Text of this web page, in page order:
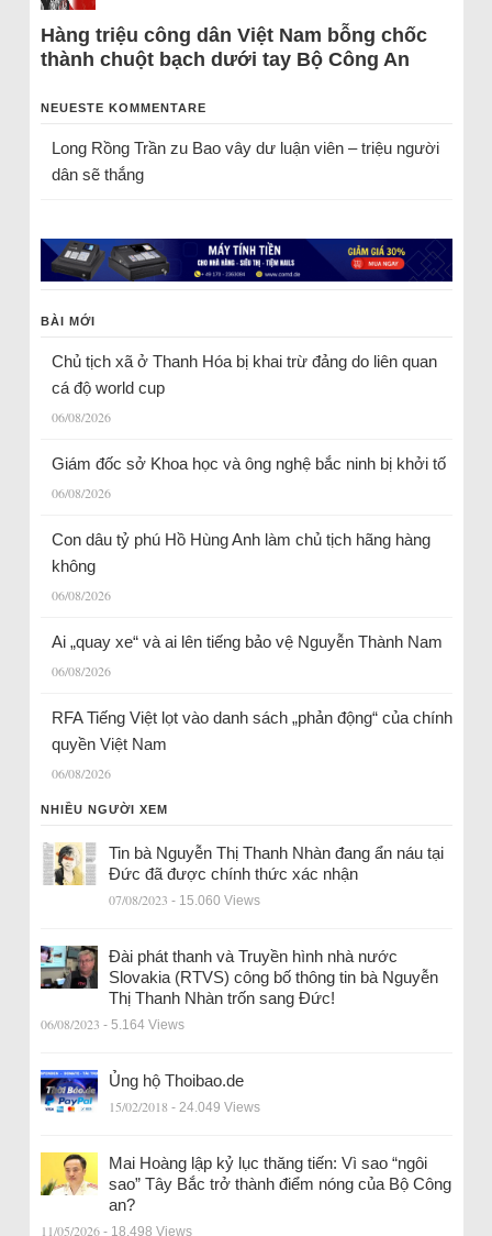
Hàng triệu công dân Việt Nam bỗng chốc
thành chuột bạch dưới tay Bộ Công An
NEUESTE KOMMENTARE
Long Rồng Trầnzu Bao vây dư luận viên – triệu người
dân sẽ thắng
BÀI MỚI
Chủ tịch xã ở Thanh Hóa bị khai trừ đảng do liên quan
cá độ world cup
06/08/2026
Giám đốc sở Khoa học và ông nghệ bắc ninh bị khởi tố
06/08/2026
Con dâu tỷ phú Hồ Hùng Anh làm chủ tịch hãng hàng
không
06/08/2026
Ai „quay xe“ và ai lên tiếng bảo vệ Nguyễn Thành Nam
06/08/2026
RFA Tiếng Việt lọt vào danh sách „phản động“ của chính
quyền Việt Nam
06/08/2026
NHIỀU NGƯỜI XEM
Tin bà Nguyễn Thị Thanh Nhàn đang ẩn náu tại
Đức đã được chính thức xác nhận
07/08/2023 - 15.060 Views
Đài phát thanh và Truyền hình nhà nước
Slovakia (RTVS) công bố thông tin bà Nguyễn
Thị Thanh Nhàn trốn sang Đức!
06/08/2023 - 5.164 Views
Ủng hộ Thoibao.de
15/02/2018 - 24.049 Views
Mai Hoàng lập kỷ lục thăng tiến: Vì sao “ngôi
sao” Tây Bắc trở thành điểm nóng của Bộ Công
an?
11/05/2026 - 18.498 Views